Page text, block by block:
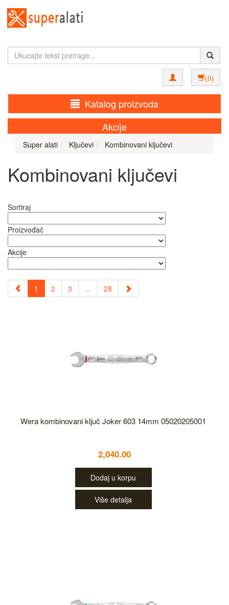
(0)
Katalog proizvoda
Akcije
Super alati Ključevi Kombinovani ključevi
Kombinovani ključevi
Sortiraj
Proizvođač
Akcije
1 2 3 ... 28
Wera kombinovani ključ Joker 603 14mm 05020205001
2,040.00
Dodaj u korpu
Više detalja